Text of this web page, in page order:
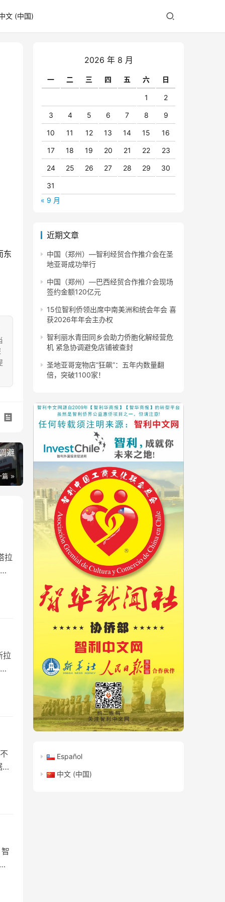
文 (中国)
东
避
篇
拉
拉
2026 年 8 月
一 二 三 四 五 六 日
1 2
3 4 5 6 7 8 9
10 11 12 13 14 15 16
17 18 19 20 21 22 23
24 25 26 27 28 29 30
31
« 9 月
近期文章
中国（郑州）—智利经贸合作推介会在圣
地亚哥成功举行
中国（郑州）—巴西经贸合作推介会现场
签约金额120亿元
15位智利侨领出席中南美洲和统会年会 喜
获2026年年会主办权
智利丽水青田同乡会助力侨胞化解经营危
机 紧急协调避免店铺被查封
圣地亚哥宠物店“狂飙”：五年内数量翻
倍，突破1100家！
Español
中文 (中国)